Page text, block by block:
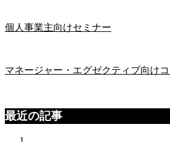
個人事業主向けセミナー
マネージャー・エグゼクティブ向け
最近の記事